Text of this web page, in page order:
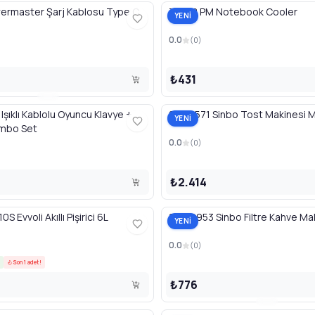
Şarj Kablosu Type C
YENİ
32378 PM Notebook Cooler
0.0 (0)
₺431
Kablolu Oyuncu Klavye +
Set
YENİ
SSM2571 Sinbo Tost Makinesi
0.0 (0)
₺2.414
Evvoli Akıllı Pişirici 6L
Son 1 adet!
YENİ
SCM2953 Sinbo Filtre Kahve
0.0 (0)
₺776